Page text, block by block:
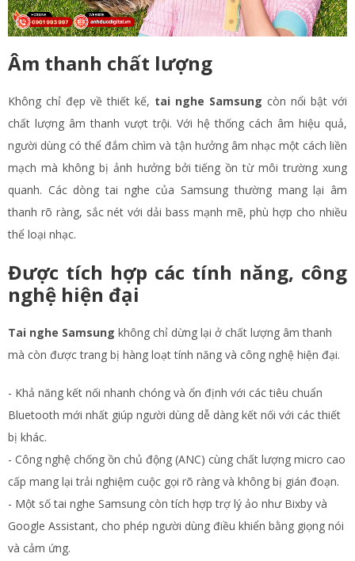
Âm thanh chất lượng
Không chỉ đẹp về thiết kế, tai nghe Samsung còn nổi bật với
chất lượng âm thanh vượt trội. Với hệ thống cách âm hiệu quả,
người dùng có thể đắm chìm và tận hưởng âm nhạc một cách liền
mạch mà không bị ảnh hưởng bởi tiếng ồn từ môi trường xung
quanh. Các dòng tai nghe của Samsung thường mang lại âm
thanh rõ ràng, sắc nét với dải bass mạnh mẽ, phù hợp cho nhiều
thể loại nhạc.
Được tích hợp các tính năng, công
nghệ hiện đại
Tai nghe Samsung không chỉ dừng lại ở chất lượng âm thanh
mà còn được trang bị hàng loạt tính năng và công nghệ hiện đại.
- Khả năng kết nối nhanh chóng và ổn định với các tiêu chuẩn
Bluetooth mới nhất giúp người dùng dễ dàng kết nối với các thiết
bị khác.
- Công nghệ chống ồn chủ động (ANC) cùng chất lượng micro cao
cấp mang lại trải nghiệm cuộc gọi rõ ràng và không bị gián đoạn.
- Một số tai nghe Samsung còn tích hợp trợ lý ảo như Bixby và
Google Assistant, cho phép người dùng điều khiển bằng giọng nói
và cảm ứng.